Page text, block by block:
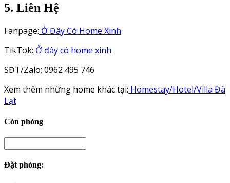
5. Liên Hệ
Fanpage: Ở Đây Có Home Xinh
TikTok: Ở đây có home xinh
SĐT/Zalo: 0962 495 746
Xem thêm những home khác tại: Homestay/Hotel/Villa Đà
Lạt
Còn phòng
Đặt phòng: